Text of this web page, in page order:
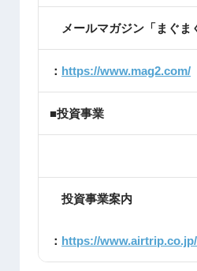
メールマガジン「まぐま
： https://www.mag2.com/
■投資事業
投資事業案内
： https://